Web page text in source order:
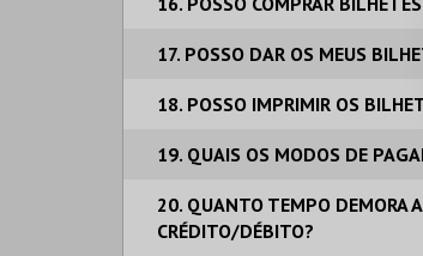
17. POSSO DAR OS MEUS
18. POSSO IMPRIMIR OS
19. QUAIS OS MODOS DE
20. QUANTO TEMPO DEMORA
CRÉDITO/DÉBITO?